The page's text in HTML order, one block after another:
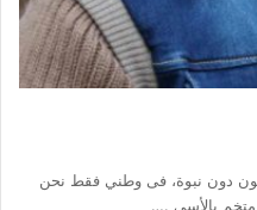
دون نبوة، فى وطني فقط نحن
بالأسى .…